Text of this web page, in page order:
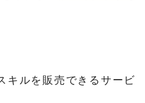
キルを販売できるサービ